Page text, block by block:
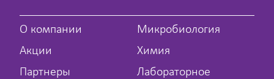
О компании
Акции
Партнеры
Микробиология
Химия
Лабораторное